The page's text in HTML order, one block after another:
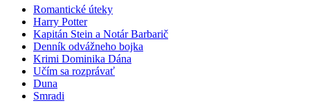
Romantické úteky
Harry Potter
Kapitán Stein a Notár Barbarič
Denník odvážneho bojka
Krimi Dominika Dána
Učím sa rozprávať
Duna
Smradi